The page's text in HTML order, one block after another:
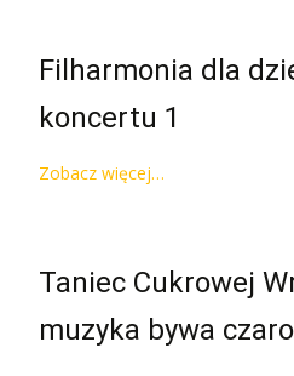
Filharmonia dla
koncertu 1
Zobacz więcej…
Taniec Cukrowej
muzyka bywa